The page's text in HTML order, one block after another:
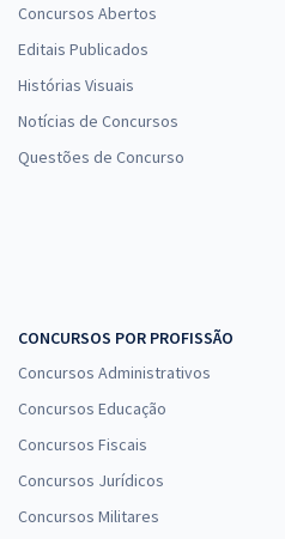
Concursos Abertos
Editais Publicados
Histórias Visuais
Notícias de Concursos
Questões de Concurso
CONCURSOS POR PROFISSÃO
Concursos Administrativos
Concursos Educação
Concursos Fiscais
Concursos Jurídicos
Concursos Militares